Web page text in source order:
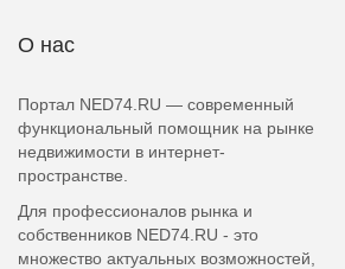
О нас
Портал NED74.RU — современный
функциональный помощник на рынке
недвижимости в интернет-
пространстве.
Для профессионалов рынка и
собственников NED74.RU - это
множество актуальных возможностей,